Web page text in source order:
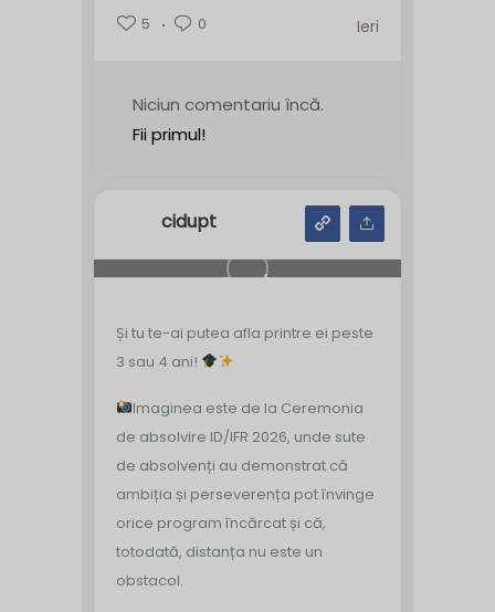
5
0 Ieri
Niciun comentariu încă.
Fii primul!
cidupt
Și tu te-ai putea afla printre ei peste
3 sau 4 ani!
Imaginea este de la Ceremonia
de absolvire ID/IFR 2026, unde sute
de absolvenți au demonstrat că
ambiția și perseverența pot învinge
orice program încărcat și că,
totodată, distanța nu este un
obstacol.